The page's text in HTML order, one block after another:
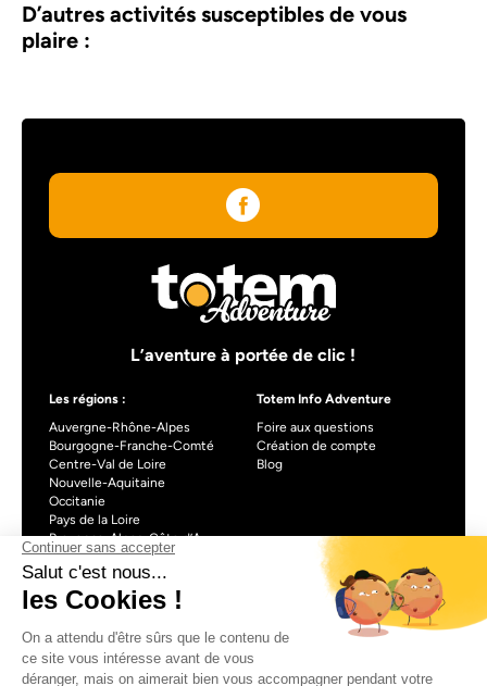
D’autres activités susceptibles de vous
plaire :
L’aventure à portée de clic !
Les régions :
Auvergne-Rhône-Alpes
Bourgogne-Franche-Comté
Centre-Val de Loire
Nouvelle-Aquitaine
Occitanie
Pays de la Loire
Provence-Alpes-Côte d’Azur
Totem Info Adventure
Foire aux questions
Création de compte
Blog
À propos de Totem info Adventure
Formulaire de contact